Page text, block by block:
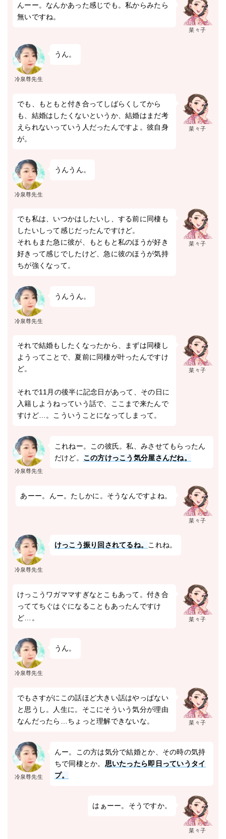
菜々子
んーー。なんかあった感じでも。私からみたら
無いですね。
冷泉尊先生
うん。
菜々子
でも、もともと付き合ってしばらくしてから
も、結婚はしたくないというか、結婚はまだ考
えられないっていう人だったんですよ。彼自身
が。
冷泉尊先生
うんうん。
菜々子
でも私は、いつかはしたいし、する前に同棲も
したいしって感じだったんですけど。
それもまた急に彼が、もともと私のほうが好き
好きって感じでしたけど、急に彼のほうが気持
ちが強くなって。
冷泉尊先生
うんうん。
菜々子
それで結婚もしたくなったから、まずは同棲し
ようってことで、夏前に同棲が叶ったんですけ
ど。
それで11月の後半に記念日があって、その日に
入籍しようねっていう話で、ここまで来たんで
すけど…。こういうことになってしまって。
冷泉尊先生
これねー。この彼氏。私、みさせてもらったん
だけど。 この方けっこう気分屋さんだね。
菜々子
あーー。んー。たしかに。そうなんですよね。
冷泉尊先生
けっこう振り回されてるね。 これね。
菜々子
けっこうワガママすぎなとこもあって。付き合
っててちぐはぐになることもあったんですけ
ど…。
冷泉尊先生
うん。
菜々子
でもさすがにこの話ほど大きい話はやっぱない
と思うし。人生に。そこにそういう気分が理由
なんだったら…ちょっと理解できないな。
冷泉尊先生
んー。この方は気分で結婚とか、その時の気持
ちで同棲とか。 思いたったら即日っていうタイ
プ。
菜々子
はぁーー。そうですか。